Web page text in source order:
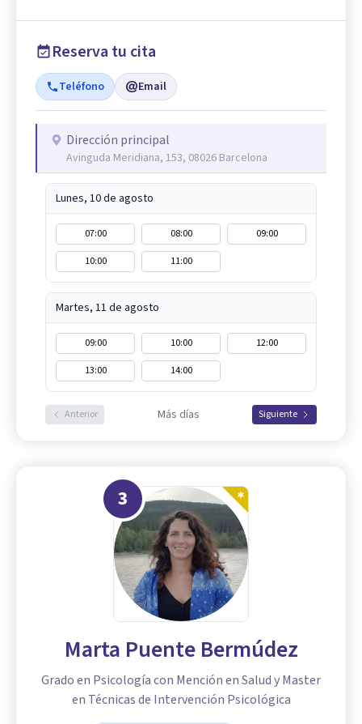
Reserva tu cita
Teléfono Email
Dirección principal
Avinguda Meridiana, 153, 08026 Barcelona
Lunes, 10 de agosto
07:00 08:00
09:00
10:00
11:00
Martes, 11 de agosto
09:00 10:00
12:00
13:00
14:00
Anterior Más días Siguiente
3
Marta Puente Bermúdez
Grado en Psicología con Mención en Salud y Master
en Técnicas de Intervención Psicológica